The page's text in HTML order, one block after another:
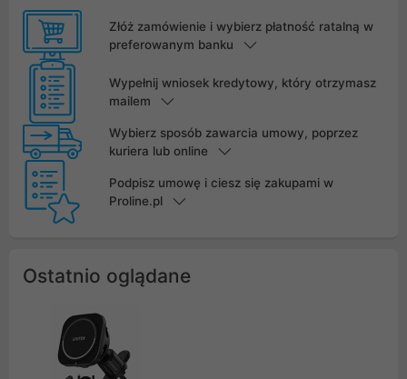
Złóż zamówienie i wybierz płatność ratalną w
preferowanym banku
Wypełnij wniosek kredytowy, który otrzymasz
mailem
Wybierz sposób zawarcia umowy, poprzez
kuriera lub online
Podpisz umowę i ciesz się zakupami w
Proline.pl
Ostatnio oglądane